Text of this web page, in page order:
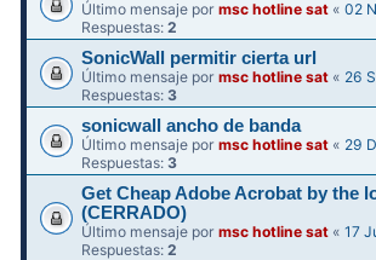
Último mensaje pormsc hotline sat «02
Respuestas:2
SonicWall permitir cierta url
Último mensaje pormsc hotline sat « 26
Respuestas: 3
sonicwall ancho de banda
Último mensaje pormsc hotline sat « 29
Respuestas:3
Get Cheap Adobe Acrobat by the
(CERRADO)
Último mensaje pormsc hotline sat «17
Respuestas:2